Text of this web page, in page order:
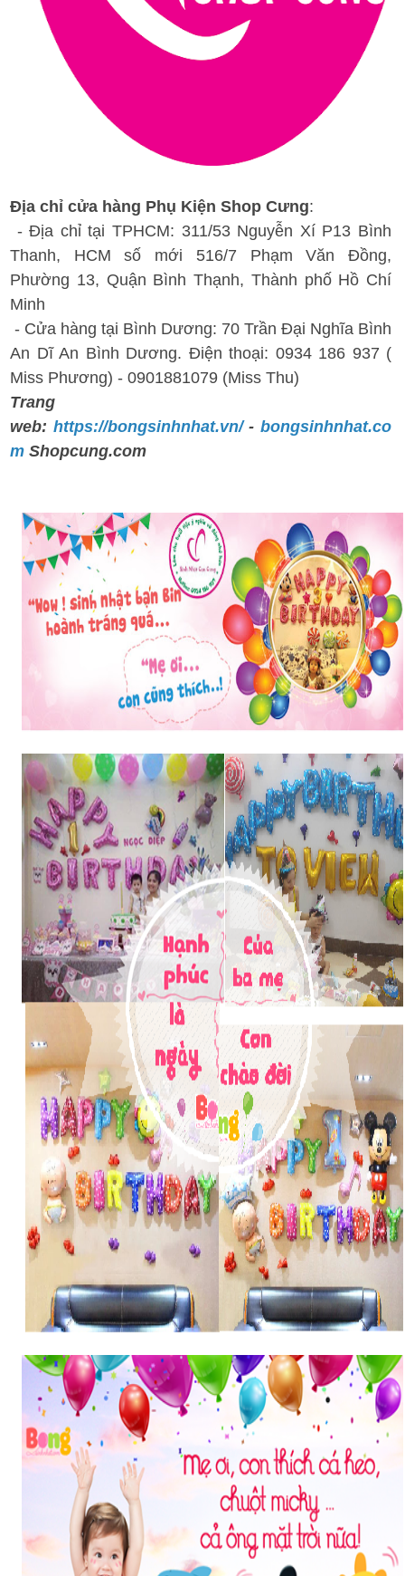
Địa chỉ cửa hàng Phụ Kiện Shop Cưng:
- Địa chỉ tại TPHCM: 311/53 Nguyễn Xí P13 Bình
Thanh, HCM số mới 516/7 Phạm Văn Đồng,
Phường 13, Quận Bình Thạnh, Thành phố Hồ Chí
Minh
- Cửa hàng tại Bình Dương: 70 Trần Đại Nghĩa Bình
An Dĩ An Bình Dương. Điện thoại: 0934 186 937 (
Miss Phương) - 0901881079 (Miss Thu)
Trang
web: https://bongsinhnhat.vn/-bongsinhnhat.co
m Shopcung.com